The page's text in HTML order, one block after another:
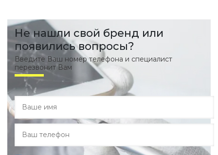
Не нашли свой бренд или
появились вопросы?
Введите Ваш номер телефона и специалист
перезвонит Вам